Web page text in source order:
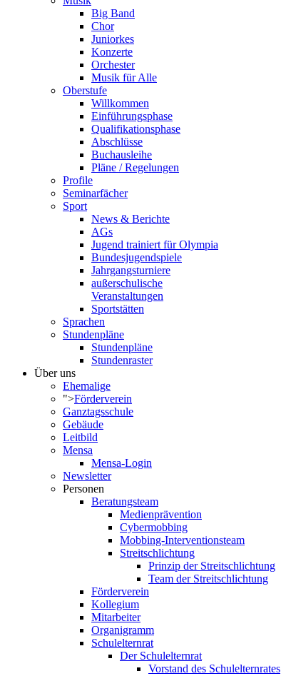
Big Band
Chor
Juniorkes
Konzerte
Orchester
Musik für Alle
Oberstufe
Willkommen
Einführungsphase
Qualifikationsphase
Abschlüsse
Buchausleihe
Pläne / Regelungen
Profile
Seminarfächer
Sport
News & Berichte
AGs
Jugend trainiert für Olympia
Bundesjugendspiele
Jahrgangsturniere
außerschulische
Veranstaltungen
Sportstätten
Sprachen
Stundenpläne
Stundenpläne
Stundenraster
Über uns
Ehemalige
">Förderverein
Ganztagsschule
Gebäude
Leitbild
Mensa
Mensa-Login
Newsletter
Personen
Beratungsteam
Medienprävention
Cybermobbing
Mobbing-Interventionsteam
Streitschlichtung
Prinzip der Streitschlichtung
Team der Streitschlichtung
Förderverein
Kollegium
Mitarbeiter
Organigramm
Schulelternrat
Der Schulelternrat
Vorstand des Schulelternrates